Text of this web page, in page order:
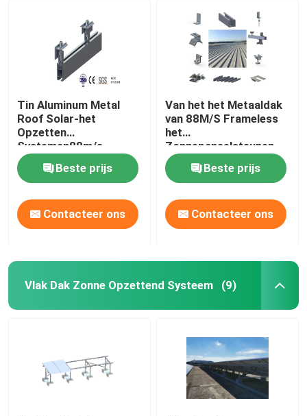
Tin Aluminum Metal
Roof Solar-het
Opzetten
Systemen88m/s
Comité Klemmen
Beste prijs
Contacteer ons
Van het het Metaaldak
van 88M/S Frameless
het
Zonnepaneelsteunen
1.5KN/M2 Golf
Beste prijs
Contacteer ons
Vlak Dak Zonne Opzettend Systeem (9)